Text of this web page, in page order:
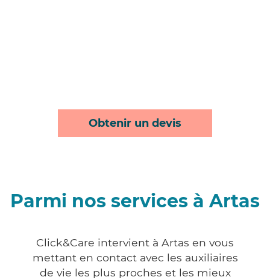
Obtenir un devis
Parmi nos services à Artas
Click&Care intervient à Artas en vous
mettant en contact avec les auxiliaires
de vie les plus proches et les mieux